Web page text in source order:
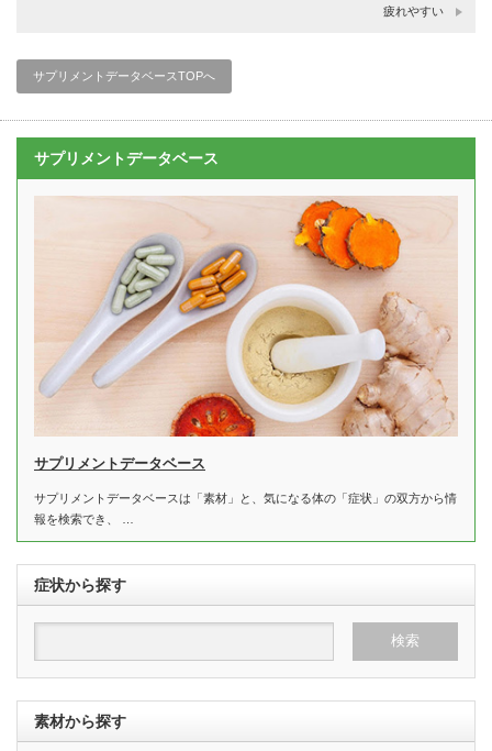
疲れやすい
サプリメントデータベースTOPへ
サプリメントデータベース
サプリメントデータベース
サプリメントデータベースは「素材」と、気になる体の「症状」の双方から情
報を検索でき、 …
症状から探す
素材から探す